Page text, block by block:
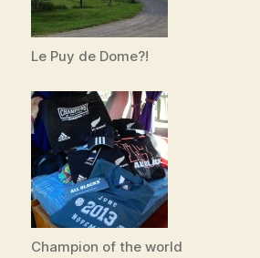
Le Puy de Dome?!
Champion of the world